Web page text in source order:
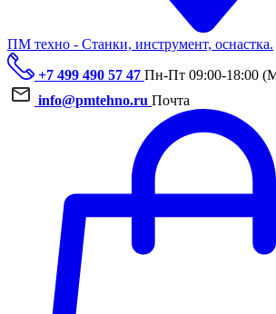
ПМ техно - Станки, инструмент, оснастка.
+7 499 490 57 47 Пн-Пт 09:00-18:00
info@pmtehno.ru Почта